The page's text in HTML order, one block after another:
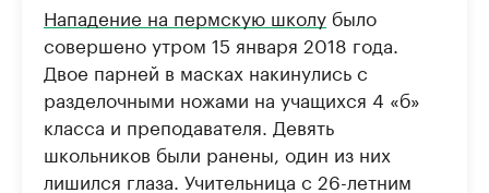
Крупные организации в
нефтегазовой промышленности
Найдите и проверьте данные в каталоге
Нападение на пермскую школу было
совершено утром 15 января 2018 года.
Двое парней в масках накинулись с
разделочными ножами на учащихся 4 «б»
класса и преподавателя. Девять
школьников были ранены, один из них
лишился глаза. Учительница с 26-летним